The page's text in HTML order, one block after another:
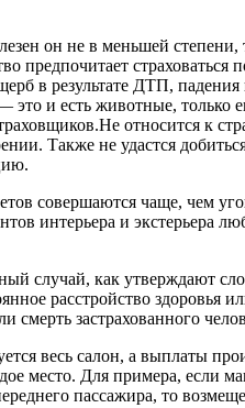
он не в меньшей степени,
предпочитает страховаться
в результате ДТП, падения
и есть животные, только
относится к
Также не удастся
совершаются чаще, чем
интерьера и экстерьера
случай, как утверждают
расстройство здоровья
смерть застрахованного
весь салон, а выплаты
место. Для примера, если
пассажира, то